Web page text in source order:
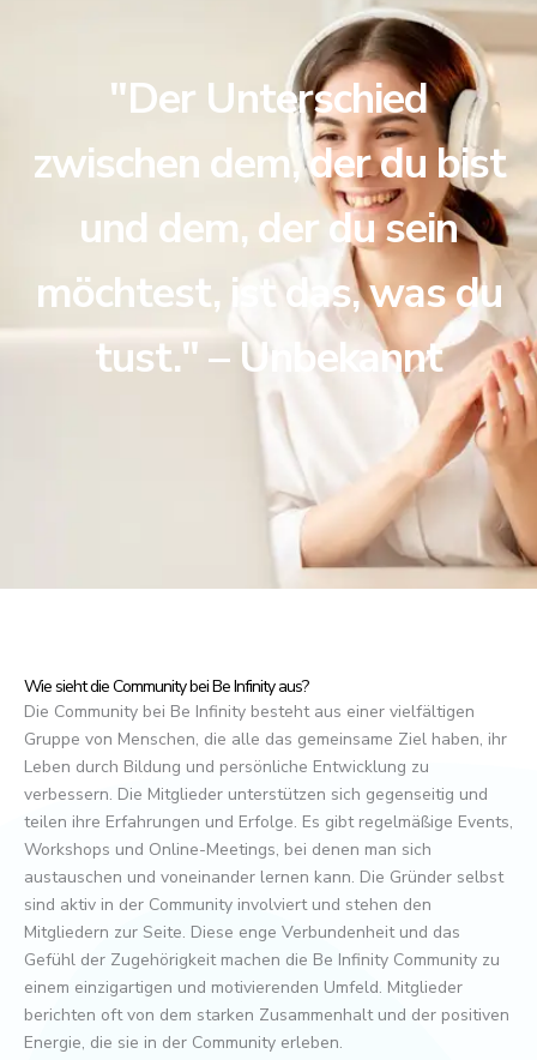
"Der Unterschied
zwischen dem, der du bist
und dem, der du sein
möchtest, ist das, was du
tust." – Unbekannt
Wie sieht die Community bei Be Infinity aus?
Die Community bei Be Infinity besteht aus einer vielfältigen
Gruppe von Menschen, die alle das gemeinsame Ziel haben, ihr
Leben durch Bildung und persönliche Entwicklung zu
verbessern. Die Mitglieder unterstützen sich gegenseitig und
teilen ihre Erfahrungen und Erfolge. Es gibt regelmäßige Events,
Workshops und Online-Meetings, bei denen man sich
austauschen und voneinander lernen kann. Die Gründer selbst
sind aktiv in der Community involviert und stehen den
Mitgliedern zur Seite. Diese enge Verbundenheit und das
Gefühl der Zugehörigkeit machen die Be Infinity Community zu
einem einzigartigen und motivierenden Umfeld. Mitglieder
berichten oft von dem starken Zusammenhalt und der positiven
Energie, die sie in der Community erleben.